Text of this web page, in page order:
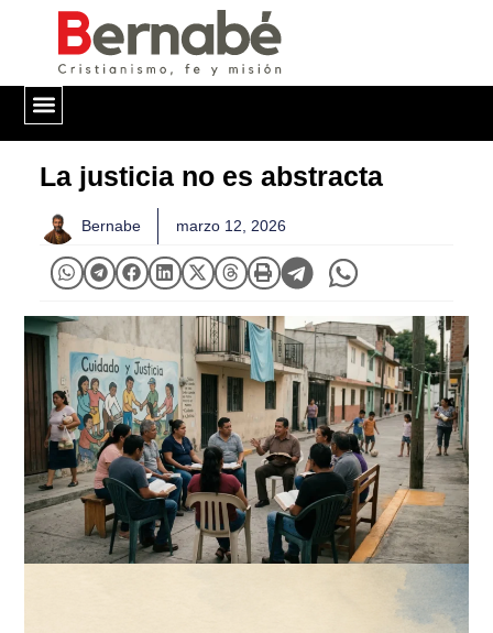
La justicia no es abstracta
Bernabe marzo 12, 2026